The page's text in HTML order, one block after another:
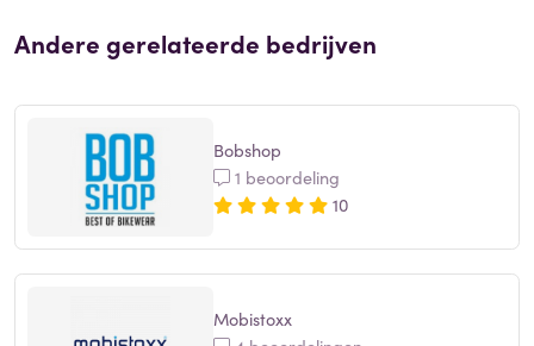
Andere gerelateerde bedrijven
Bobshop
1 beoordeling
10
Mobistoxx